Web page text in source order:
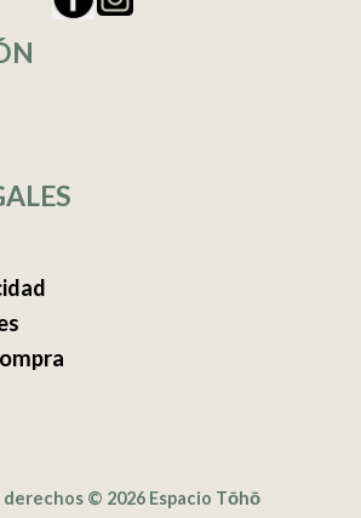
derechos © 2026 Espacio Tōhō